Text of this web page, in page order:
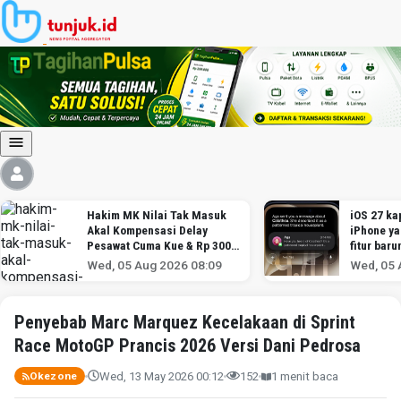
Hakim MK Nilai Tak Masuk
Akal Kompensasi Delay
Pesawat Cuma Kue & Rp 300
Ribu
Wed, 05 Aug 2026 08:09
iOS 27
iPhone
fitur
Wed, 05
Penyebab Marc Marquez Kecelakaan di Sprint
Race MotoGP Prancis 2026 Versi Dani Pedrosa
Okezone Wed, 13 May 2026 00:12 152 1 menit baca